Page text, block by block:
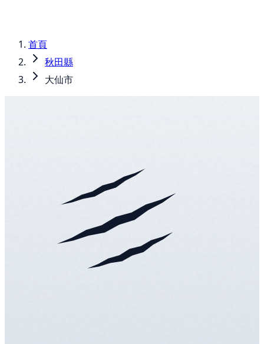
首頁
秋田縣
大仙市